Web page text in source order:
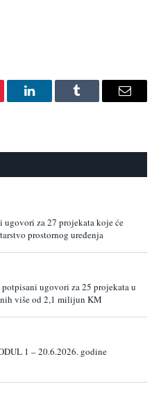
LinkedInTumblr Email
ugovori za 27 projekata koje će
prostornog uređenja
ugovori za 25 projekata u
više od 2,1 milijun KM
1 – 20.6.2026. godine